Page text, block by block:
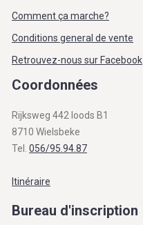
Comment ça marche?
Conditions general de vente
Retrouvez-nous sur Facebook
Coordonnées
Rijksweg 442 loods B1
8710 Wielsbeke
Tel.
056/95.94.87
Itinéraire
Bureau d'inscription